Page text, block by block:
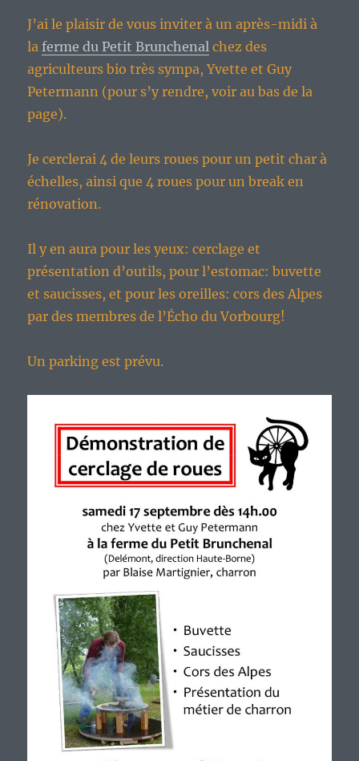
J’ai le plaisir de vous inviter à un après-midi à
laferme du Petit Brunchenal chez des
agriculteurs bio très sympa, Yvette et Guy
Petermann (pour s’y rendre, voir au bas de la
page).
Je cerclerai 4 de leurs roues pour un petit char à
échelles, ainsi que 4 roues pour un break en
rénovation.
Il y en aura pour les yeux: cerclage et
présentation d’outils, pour l’estomac: buvette
et saucisses, et pour les oreilles: cors des Alpes
par des membres de l’Écho du Vorbourg!
Un parking est prévu.